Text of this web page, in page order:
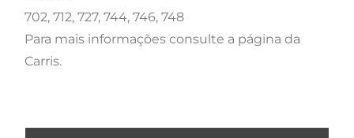
702, 712, 727, 744, 746, 748
Para mais informações consulte a página da
Carris.